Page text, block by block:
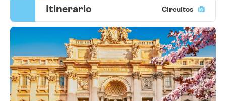
Itinerario Circuitos